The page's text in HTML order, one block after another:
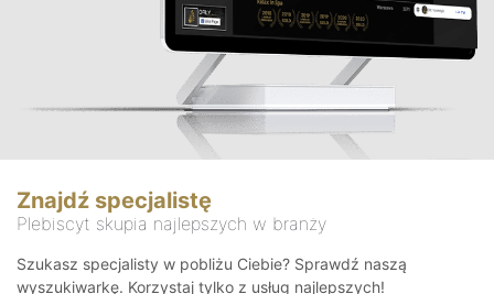
Znajdź specjalistę
Plebiscyt skupia najlepszych w branży
Szukasz specjalisty w pobliżu Ciebie? Sprawdź naszą
wyszukiwarkę. Korzystaj tylko z usług najlepszych!